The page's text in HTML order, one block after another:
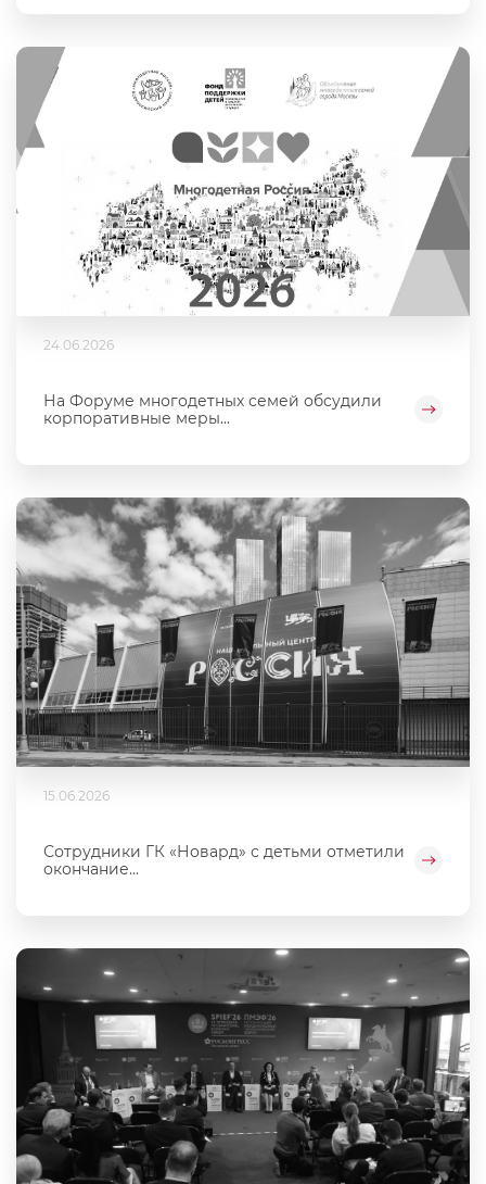
24.06.2026
На Форуме многодетных семей обсудили
корпоративные меры...
15.06.2026
Сотрудники ГК «Новард» с детьми отметили
окончание...